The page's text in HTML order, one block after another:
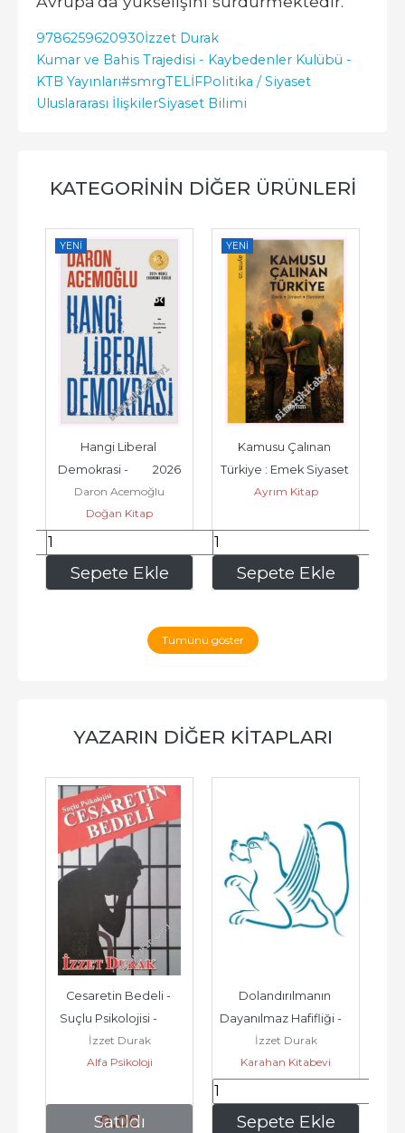
9786259620930İzzet Durak
Kumar ve Bahis Trajedisi - Kaybedenler Kulübü -
KTB Yayınları#smrgTELİFPolitika / Siyaset
Uluslararası İlişkilerSiyaset Bilimi
KATEGORININ DIĞER ÜRÜNLERI
YENI
Sepete Ekle
Hangi Liberal
Demokrasi -         2026
Daron Acemoğlu
Doğan Kitap
464,00
YENI
Sepete Ekle
Kamusu Çalınan
Türkiye : Emek Siyaset
Haysiyet -         2026
Ayrım Kitap
337,50
Tümünü göster
YAZARIN DIĞER KITAPLARI
Satıldı
Cesaretin Bedeli -
Suçlu Psikolojisi -
2018
İzzet Durak
Alfa Psikoloji
0,00 Sepete Ekle
Dolandırılmanın
Dayanılmaz Hafifliği -
2016
İzzet Durak
Karahan Kitabevi
280,00